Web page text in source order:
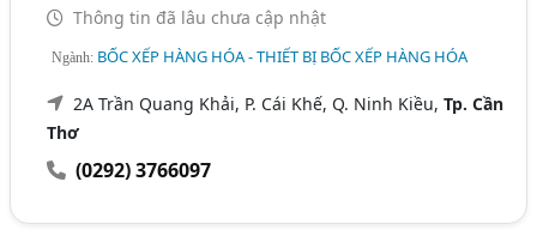
Thông tin đã lâu chưa cập nhật
Ngành: BỐC XẾP HÀNG HÓA - THIẾT BỊ BỐC XẾP HÀNG HÓA
2A Trần Quang Khải, P. Cái Khế, Q. Ninh Kiều,Tp. Cần
Thơ
(0292) 3766097